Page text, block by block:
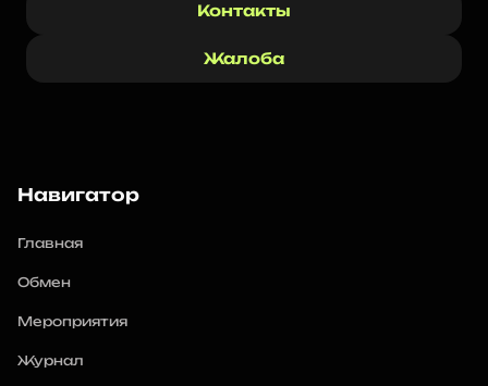
Контакты
Жалоба
Навигатор
Главная
Обмен
Мероприятия
Журнал